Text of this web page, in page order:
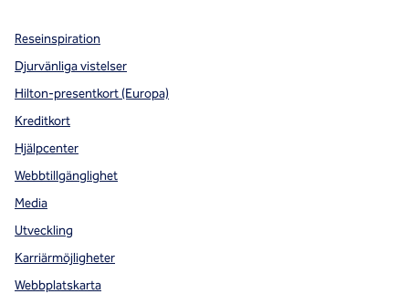
Reseinspiration
Djurvänliga vistelser
Hilton-presentkort (Europa)
Kreditkort
Hjälpcenter
Webbtillgänglighet
Media
Utveckling
Karriärmöjligheter
Webbplatskarta